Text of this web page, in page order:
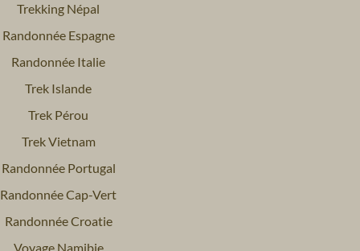
Trekking Népal
Randonnée Espagne
Randonnée Italie
Trek Islande
Trek Pérou
Trek Vietnam
Randonnée Portugal
Randonnée Cap-Vert
Randonnée Croatie
Voyage Namibie